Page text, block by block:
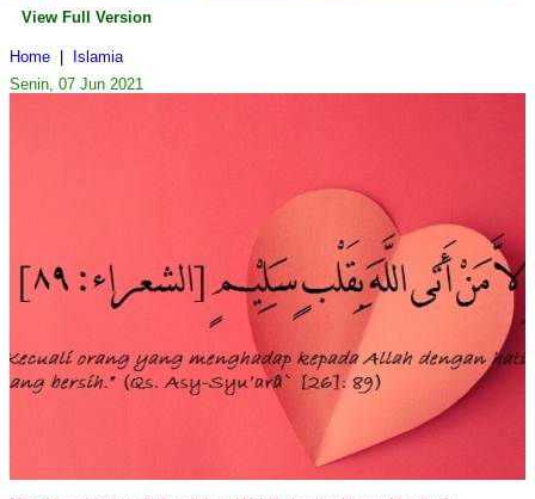
View Full Version
Home
Islamia
Senin, 07 Jun 2021